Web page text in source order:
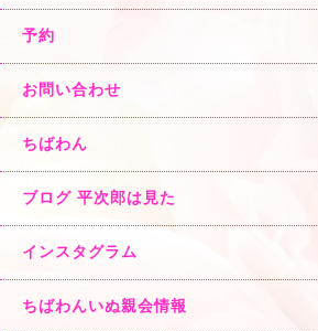
予約
お問い合わせ
ちばわん
ブログ 平次郎は見た
インスタグラム
ちばわんいぬ親会情報